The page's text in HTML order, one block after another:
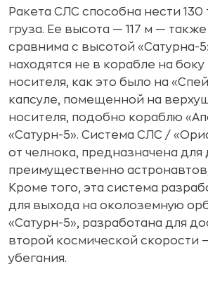
Ракета СЛС способна нести 130
груза. Ее высота — 117 м —
сравнима с высотой «Сатурна-
находятся не в корабле на
носителя, как это было на
капсуле, помещенной на
носителя, подобно кораблю
«Сатурн-5». Система СЛС /
от челнока, предназначена для
преимущественно астронавтов,
Кроме того, эта система
для выхода на околоземную
«Сатурн-5», разработана для
второй космической скорости
убегания.